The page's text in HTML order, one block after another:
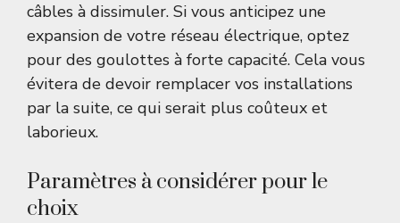
câbles à dissimuler. Si vous anticipez une
expansion de votre réseau électrique, optez
pour des goulottes à forte capacité. Cela vous
évitera de devoir remplacer vos installations
par la suite, ce qui serait plus coûteux et
laborieux.
Paramètres à considérer pour le
choix